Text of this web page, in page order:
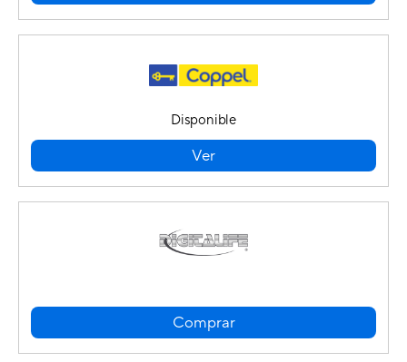
Disponible
Ver
Comprar